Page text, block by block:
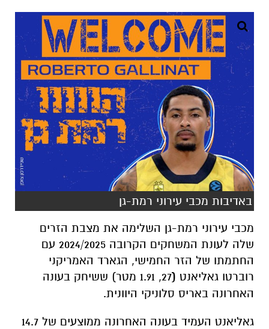
באדיבות מכבי עירוני רמת-גן
מכבי עירוני רמת-גן השלימה את מצבת הזרים
שלה לעונת המשחקים הקרובה 2024/2025 עם
החתמתו של הזר החמישי, הגארד האמריקני
רוברטו גאליאנט (
27, 1.91 מטר) ששיחק בעונה
האחרונה באריס סלוניקי היוונית.
גאליאנט העמיד בעונה האחרונה ממוצעים של 14.7